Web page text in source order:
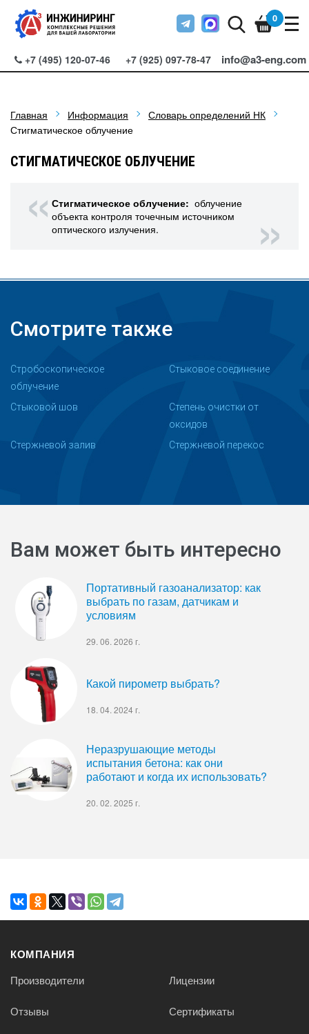
+7 (495) 120-07-46 +7 (925) 097-78-47 info@a3-eng.com
0
Главная Информация
Словарь определений НК
Стигматическое облучение
СТИГМАТИЧЕСКОЕ ОБЛУЧЕНИЕ
Стигматическое облучение: облучение
объекта контроля точечным источником
оптического излучения.
Смотрите также
Стробоскопическое
облучение
Стыковое соединение
Стыковой шов
Степень очистки от
оксидов
Стержневой залив
Стержневой перекос
Вам может быть интересно
Портативный газоанализатор: как
выбрать по газам, датчикам и
условиям
29. 06. 2026 г.
Какой пирометр выбрать?
18. 04. 2024 г.
Неразрушающие методы
испытания бетона: как они
работают и когда их использовать?
20. 02. 2025 г.
КОМПАНИЯ
Производители Лицензии
Отзывы Сертификаты